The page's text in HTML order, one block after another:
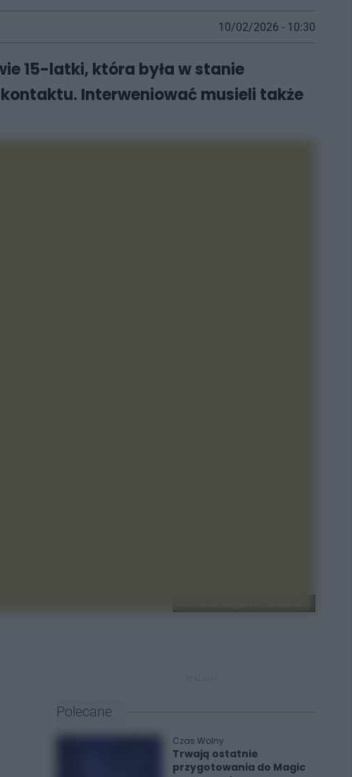
10/02/2026 - 10:30
15-latki, która była w stanie
Interweniować musieli także
Polecane
Czas Wolny
Trwają ostatnie
przygotowania do Magic